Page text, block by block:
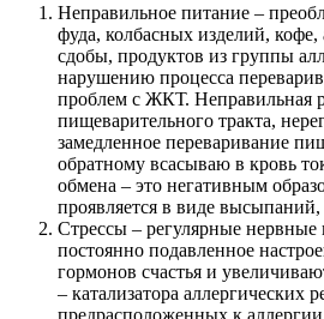
Неправильное питание –
фуда, колбасных изделий, кофе,
сдобы, продуктов из группы
нарушению процесса
проблем с ЖКТ. Неправильная
пищеварительного тракта,
замедленное переваривание
обратному всасываю в кровь
обмена – это негативным
проявляется в виде высыпаний,
Стрессы – регулярные нервные
постоянно подавленное
гормонов счастья и
– катализатора аллергических
предрасположенных к